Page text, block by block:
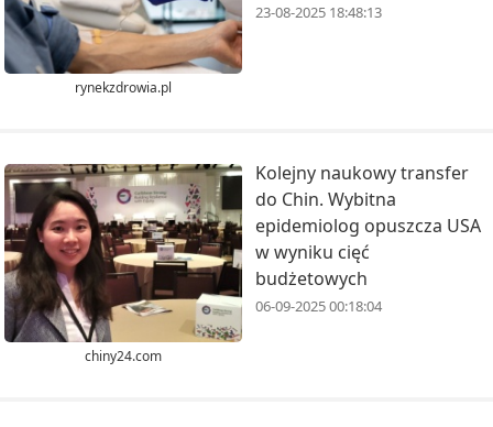
rynekzdrowia.pl
23-08-2025 18:48:13
chiny24.com
Kolejny naukowy transfer
do Chin. Wybitna
epidemiolog opuszcza USA
w wyniku cięć
budżetowych
06-09-2025 00:18:04